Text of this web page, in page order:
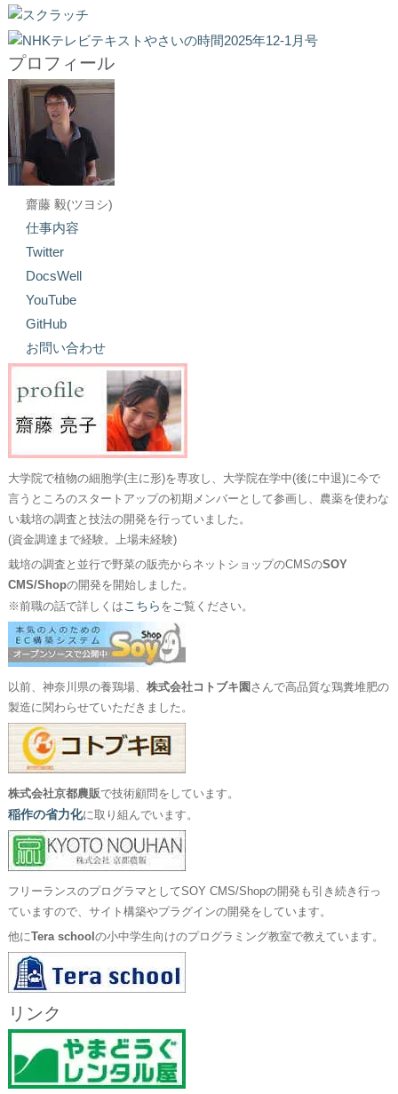
プロフィール
齋藤 毅(ツヨシ)
仕事内容
Twitter
DocsWell
YouTube
GitHub
お問い合わせ
大学院で植物の細胞学(主に形)を専攻し、大学院在学中(後に中退)に今で
言うところのスタートアップの初期メンバーとして参画し、農薬を使わな
い栽培の調査と技法の開発を行っていました。
(資金調達まで経験。上場未経験)
栽培の調査と並行で野菜の販売からネットショップのCMSのSOY
CMS/Shopの開発を開始しました。
※前職の話で詳しくはこちら をご覧ください。
以前、神奈川県の養鶏場、 株式会社コトブキ園 さんで高品質な鶏糞堆肥の
製造に関わらせていただきました。
株式会社京都農販で技術顧問をしています。
稲作の省力化に取り組んでいます。
フリーランスのプログラマとしてSOY CMS/Shopの開発も引き続き行っ
ていますので、サイト構築やプラグインの開発をしています。
他にTera school の小中学生向けのプログラミング教室で教えています。
リンク